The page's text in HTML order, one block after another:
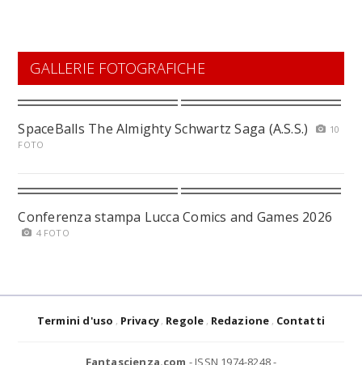
GALLERIE FOTOGRAFICHE
SpaceBalls The Almighty Schwartz Saga (A.S.S.)
10
FOTO
Conferenza stampa Lucca Comics and Games 2026
4 FOTO
Termini d'uso Privacy Regole Redazione Contatti
Fantascienza.com - ISSN 1974-8248 -